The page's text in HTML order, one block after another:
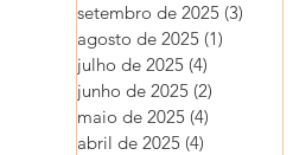
setembro de 2025 (3)
agosto de 2025 (1)
julho de 2025 (4)
junho de 2025 (2)
maio de 2025 (4)
abril de 2025 (4)